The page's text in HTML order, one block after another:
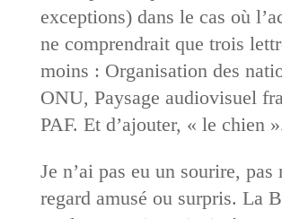
exceptions) dans le cas où
ne comprendrait que trois
moins : Organisation des
ONU, Paysage audiovisuel
PAF. Et d’ajouter, « le chien
Je n’ai pas eu un sourire, pas
regard amusé ou surpris. La